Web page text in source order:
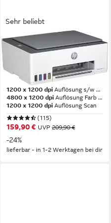
Sehr beliebt
HP
Smart Tank 5105 All-in-One-
Multifunktionsdrucker
1200 x 1200 dpi Auflösung s/w Druck
4800 x 1200 dpi Auflösung Farb Druck
1200 x 1200 dpi Auflösung Scan
(115)
159,90 € UVP 209,90 €
-24%
lieferbar - in 1-2 Werktagen bei dir